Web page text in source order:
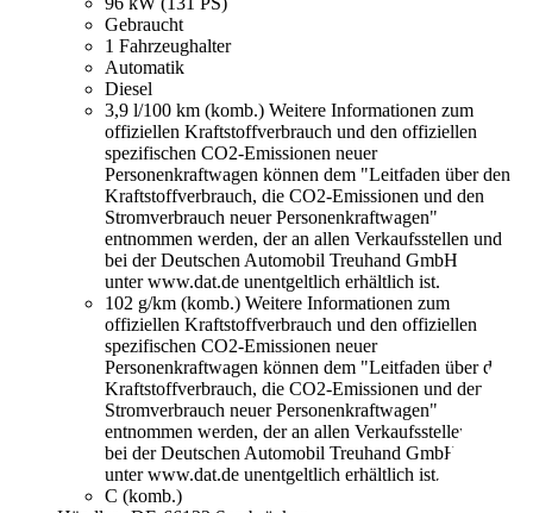
Gebraucht
1 Fahrzeughalter
Automatik
Diesel
3,9 l/100 km (komb.) Weitere Informationen zum
offiziellen Kraftstoffverbrauch und den offiziellen
spezifischen CO2-Emissionen neuer
Personenkraftwagen können dem "Leitfaden über den
Kraftstoffverbrauch, die CO2-Emissionen und den
Stromverbrauch neuer Personenkraftwagen"
entnommen werden, der an allen Verkaufsstellen und
bei der Deutschen Automobil Treuhand GmbH
unter www.dat.de unentgeltlich erhältlich ist.
102 g/km (komb.) Weitere Informationen zum
offiziellen Kraftstoffverbrauch und den offiziellen
spezifischen CO2-Emissionen neuer
Personenkraftwagen können dem "Leitfaden über den
Kraftstoffverbrauch, die CO2-Emissionen und den
Stromverbrauch neuer Personenkraftwagen"
entnommen werden, der an allen Verkaufsstellen und
bei der Deutschen Automobil Treuhand GmbH
unter www.dat.de unentgeltlich erhältlich ist.
C (komb.)